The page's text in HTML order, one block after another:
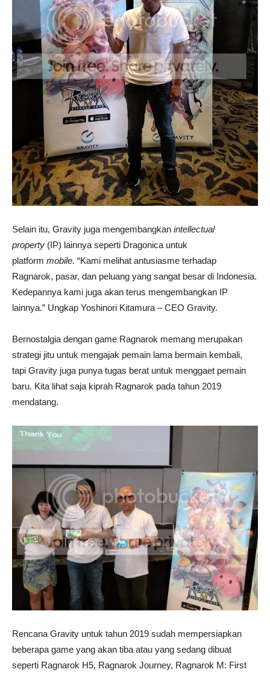
Selain itu, Gravity juga mengembangkan intellectual
property (IP) lainnya seperti Dragonica untuk
platform mobile. “Kami melihat antusiasme terhadap
Ragnarok, pasar, dan peluang yang sangat besar di Indonesia.
Kedepannya kami juga akan terus mengembangkan IP
lainnya.” Ungkap Yoshinori Kitamura – CEO Gravity.
Bernostalgia dengan game Ragnarok memang merupakan
strategi jitu untuk mengajak pemain lama bermain kembali,
tapi Gravity juga punya tugas berat untuk menggaet pemain
baru. Kita lihat saja kiprah Ragnarok pada tahun 2019
mendatang.
Rencana Gravity untuk tahun 2019 sudah mempersiapkan
beberapa game yang akan tiba atau yang sedang dibuat
seperti Ragnarok H5, Ragnarok Journey, Ragnarok M: First